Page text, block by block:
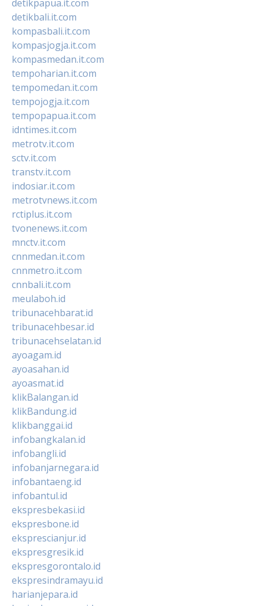
detikpapua.it.com
detikbali.it.com
kompasbali.it.com
kompasjogja.it.com
kompasmedan.it.com
tempoharian.it.com
tempomedan.it.com
tempojogja.it.com
tempopapua.it.com
idntimes.it.com
metrotv.it.com
sctv.it.com
transtv.it.com
indosiar.it.com
metrotvnews.it.com
rctiplus.it.com
tvonenews.it.com
mnctv.it.com
cnnmedan.it.com
cnnmetro.it.com
cnnbali.it.com
meulaboh.id
tribunacehbarat.id
tribunacehbesar.id
tribunacehselatan.id
ayoagam.id
ayoasahan.id
ayoasmat.id
klikBalangan.id
klikBandung.id
klikbanggai.id
infobangkalan.id
infobangli.id
infobanjarnegara.id
infobantaeng.id
infobantul.id
ekspresbekasi.id
ekspresbone.id
eksprescianjur.id
ekspresgresik.id
ekspresgorontalo.id
ekspresindramayu.id
harianjepara.id